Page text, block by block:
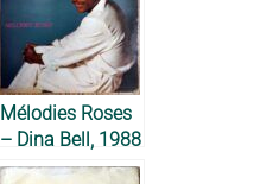
Mélodies Roses
– Dina Bell, 1988